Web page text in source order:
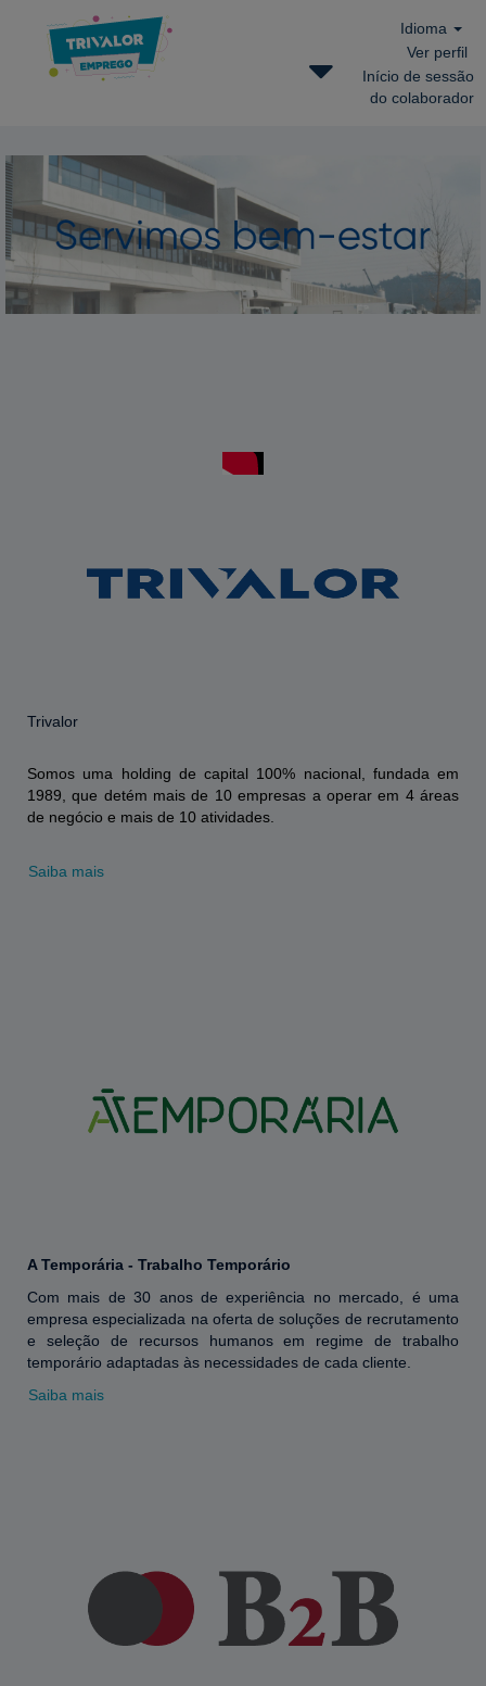
Idioma
Ver perfil
Início de sessão
do colaborador
Trivalor
Somos uma holding de capital 100% nacional, fundada em
1989, que detém mais de 10 empresas a operar em 4 áreas
de negócio e mais de 10 atividades.
Saiba mais
A Temporária - Trabalho Temporário
Com mais de 30 anos de experiência no mercado, é uma
empresa especializada na oferta de soluções de recrutamento
e seleção de recursos humanos em regime de trabalho
temporário adaptadas às necessidades de cada cliente.
Saiba mais